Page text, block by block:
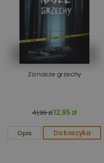
Za nasze grzechy
41,99 zł12,95 zł
Opis Do koszyka